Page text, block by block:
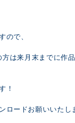
ので、
は来月末までに作
！
ロードお願いいたし